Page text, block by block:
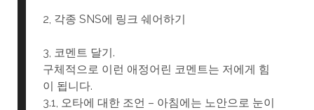
2, 각종 SNS에 링크 쉐어하기
3, 코멘트 달기.
구체적으로 이런 애정어린 코멘트는 저에게 힘
이 됩니다.
3.1, 오타에 대한 조언 – 아침에는 노안으로 눈이